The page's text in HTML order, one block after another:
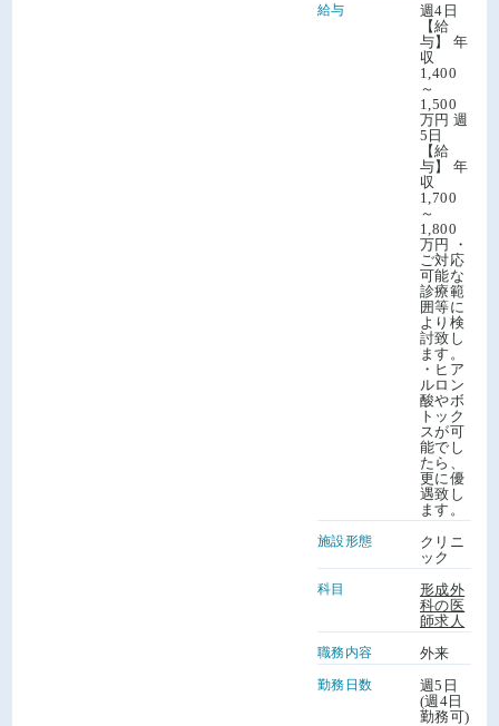
給与
週4日
【給
与】 年
収
1,400
～
1,500
万円 週
5日
【給
与】 年
収
1,700
～
1,800
万円 ・
ご対応
可能な
診療範
囲等に
より検
討致し
ます。
・ヒア
ルロン
酸やボ
トック
スが可
能でし
たら、
更に優
遇致し
ます。
施設形態
クリニ
ック
科目
形成外
科の医
師求人
職務内容 外来
勤務日数
週5日
(週4日
勤務可)